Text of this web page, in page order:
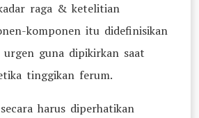
raga & ketelitian
komponen itu didefinisikan
urgen guna dipikirkan saat
tinggikan ferum.
harus diperhatikan